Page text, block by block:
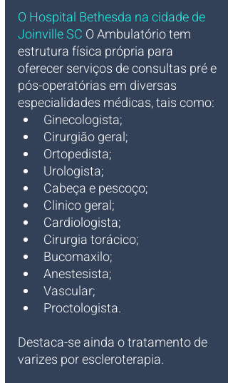
O Hospital Bethesda na cidade de
Joinville SC O Ambulatório tem
estrutura física própria para
oferecer serviços de consultas pré e
pós-operatórias em diversas
especialidades médicas, tais como:
Ginecologista;
Cirurgião geral;
Ortopedista;
Urologista;
Cabeça e pescoço;
Clinico geral;
Cardiologista;
Cirurgia torácico;
Bucomaxilo;
Anestesista;
Vascular;
Proctologista.
Destaca-se ainda o tratamento de
varizes por escleroterapia.